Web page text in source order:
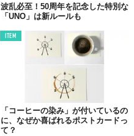
波乱必至！50周年を記念した特別な
「UNO」は新ルールも
ITEM
「コーヒーの染み」が付いているの
に、なぜか喜ばれるポストカードっ
て？